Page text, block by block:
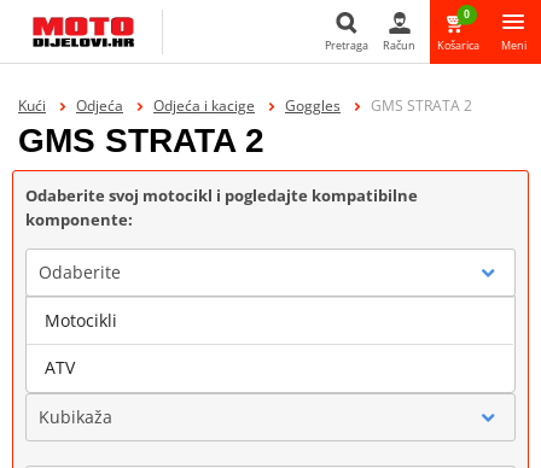
Pretraga
Pretraga Račun
0
Košarica Meni
Kući Odjeća Odjeća i kacige Goggles GMS STRATA 2
GMS STRATA 2
Odaberite svoj motocikl i pogledajte kompatibilne
komponente:
Odaberite
Marka
Kubikaža
Motocikli
ATV